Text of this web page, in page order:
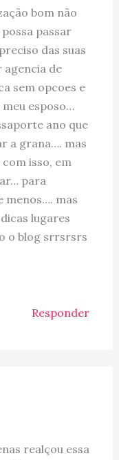
bom não
passar
das suas
de
sem opcoes e
esposo…
ano que
a grana…. mas
isso, em
para
menos…. mas
lugares
o blog srrsrsrs
Responder
realçou essa